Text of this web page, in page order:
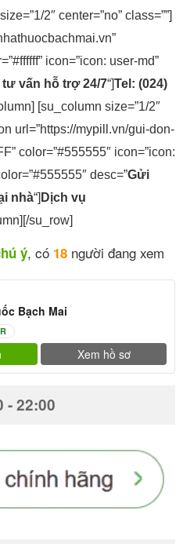
2″ center=”no” class=””]
icon=”icon: user-md”
vấn hỗ trợ 24/7“]Tel: (024)
[su_column size=”1/2″
url=”https://mypill.vn/gui-don-
color=”#555555″ icon=”icon:
desc=”Gửi
nhà“] Dịch vụ
su_row]
ý, có 18 người đang xem
Bạch Mai
Xem hồ sơ
- 22:00